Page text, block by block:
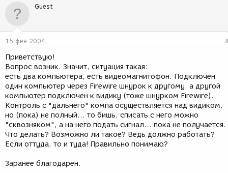
р
м
д
н
и
я
Guest
15 фев 2004
Приветствую!
Вопрос возник. Значит, ситуация такая:
есть два компьютера, есть видеомагнитофон. Подключен
один компьютер через Firewire шнурок к другому, а другой
компьютер подключен к видику (тоже шнурком Firewire).
Контроль с "дальнего" компа осуществляется над видиком,
но (пока) не полный... то бишь, списать с него можно
"сквозняком", а на него подать сигнал... пока не получается.
Что делать? Возможно ли такое? Ведь должно работать?
Если оттуда, то и туда! Правильно понимаю?
Заранее благодарен.